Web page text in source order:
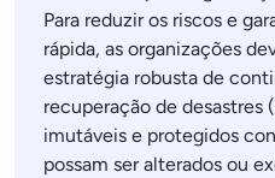
Para reduzir os riscos e
rápida, as organizações
estratégia robusta de
recuperação de desastres
imutáveis e protegidos
possam ser alterados ou